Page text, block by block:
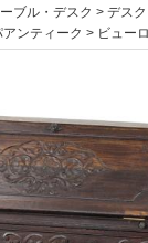
ブル・デスク > デス
ンティーク > ビュー